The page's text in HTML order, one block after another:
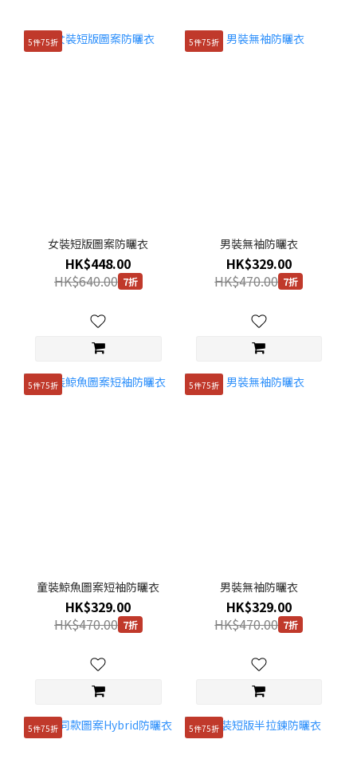
5件75折
女裝短版圖案防曬衣
HK$448.00
HK$640.00 7折
5件75折
男裝無袖防曬衣
HK$329.00
HK$470.00 7折
5件75折
童裝鯨魚圖案短袖防曬衣
HK$329.00
HK$470.00 7折
5件75折
男裝無袖防曬衣
HK$329.00
HK$470.00 7折
5件75折 5件75折